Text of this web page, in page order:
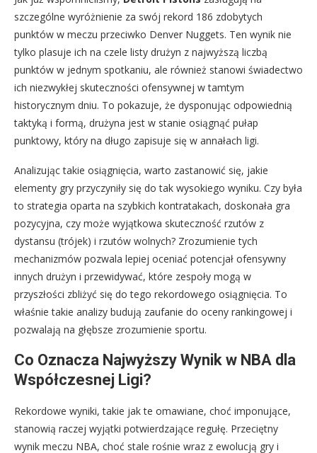
szczególne wyróżnienie za swój rekord 186 zdobytych
punktów w meczu przeciwko Denver Nuggets. Ten wynik nie
tylko plasuje ich na czele listy drużyn z najwyższą liczbą
punktów w jednym spotkaniu, ale również stanowi świadectwo
ich niezwykłej skuteczności ofensywnej w tamtym
historycznym dniu. To pokazuje, że dysponując odpowiednią
taktyką i formą, drużyna jest w stanie osiągnąć pułap
punktowy, który na długo zapisuje się w annałach ligi.
Analizując takie osiągnięcia, warto zastanowić się, jakie
elementy gry przyczyniły się do tak wysokiego wyniku. Czy była
to strategia oparta na szybkich kontratakach, doskonała gra
pozycyjna, czy może wyjątkowa skuteczność rzutów z
dystansu (trójek) i rzutów wolnych? Zrozumienie tych
mechanizmów pozwala lepiej oceniać potencjał ofensywny
innych drużyn i przewidywać, które zespoły mogą w
przyszłości zbliżyć się do tego rekordowego osiągnięcia. To
właśnie takie analizy budują zaufanie do oceny rankingowej i
pozwalają na głębsze zrozumienie sportu.
Co Oznacza Najwyższy Wynik w NBA dla
Współczesnej Ligi?
Rekordowe wyniki, takie jak te omawiane, choć imponujące,
stanowią raczej wyjątki potwierdzające regułę. Przeciętny
wynik meczu NBA, choć stale rośnie wraz z ewolucją gry i